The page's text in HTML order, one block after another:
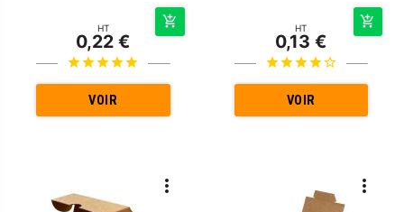
HT
0,22 €
VOIR
HT
0,13 €
VOIR